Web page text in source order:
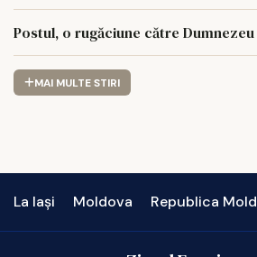
Postul, o rugăciune către
MAI MULTE STIRI
La Iași Moldova Republica